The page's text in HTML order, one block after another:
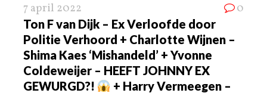
7 april 2022 0
Ton F van Dijk – Ex Verloofde door
Politie Verhoord + Charlotte Wijnen –
Shima Kaes ‘Mishandeld’ + Yvonne
Coldeweijer – HEEFT JOHNNY EX
GEWURGD?!
+ Harry Vermeegen –